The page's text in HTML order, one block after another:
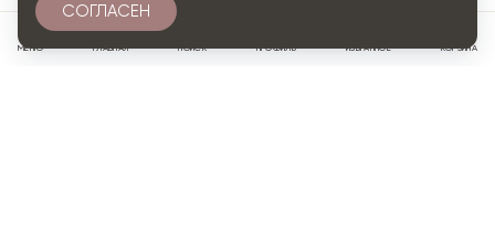
МЕНЮ ГЛАВНАЯ ПОИСК ПРОФИЛЬ ИЗБРАННОЕ КОРЗИНА
СОГЛАСЕН